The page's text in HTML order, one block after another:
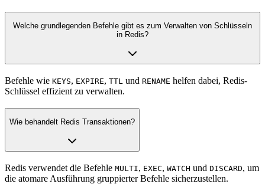
Welche grundlegenden Befehle gibt es zum Verwalten von Schlüsseln
in Redis?
Befehle wie KEYS, EXPIRE, TTL und RENAME helfen dabei, Redis-
Schlüssel effizient zu verwalten.
Wie behandelt Redis Transaktionen?
Redis verwendet die Befehle MULTI, EXEC, WATCH und DISCARD, um
die atomare Ausführung gruppierter Befehle sicherzustellen.